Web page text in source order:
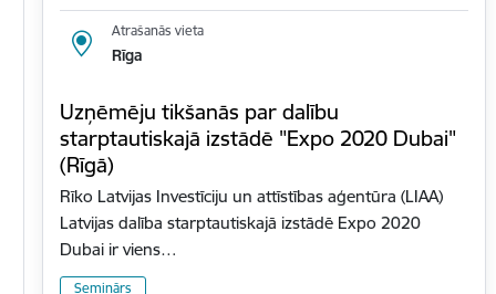
Atrašanās vieta
Rīga
Uzņēmēju tikšanās par dalību
starptautiskajā izstādē "Expo 2020 Dubai"
(Rīgā)
Rīko Latvijas Investīciju un attīstības aģentūra (LIAA)
Latvijas dalība starptautiskajā izstādē Expo 2020
Dubai ir viens…
Seminārs